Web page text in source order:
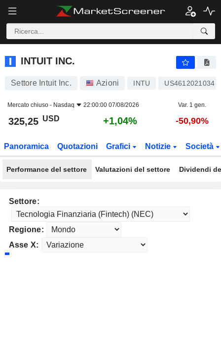
INTUIT INC.
INTUIT INC.
Settore Intuit Inc. Azioni INTU US4612021034
Mercato chiuso - Nasdaq 22:00:00 07/08/2026 Var. 1 gen.
325,25 USD +1,04% -50,90%
Panoramica Quotazioni Grafici Notizie Società
Performance del settore Valutazioni del settore Dividendi
Settore:
Regione:
Asse X: